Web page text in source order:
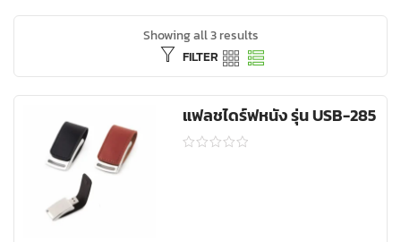
Showing all 3 results
FILTER
แฟลชไดร์ฟหนัง รุ่น USB-285